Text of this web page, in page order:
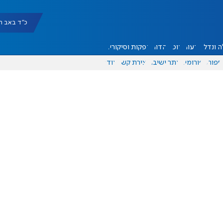
כ"ד באב תשפ"ו
ונדל"ן דעות אוכל יהדות הפקות וסיקורים
ספורט פורומים אתר ישיבה יצירת קשר עוד